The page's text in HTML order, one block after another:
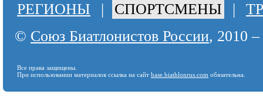
РЕГИОНЫ | СПОРТСМЕНЫ |
© Союз Биатлонистов России, 2010
Все права защищены.
При использовании материалов ссылка на сайт base.biathlonrus.com обязательна.